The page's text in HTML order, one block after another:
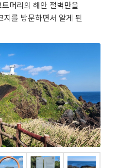
머리의 해안 절벽만을
를 방문하면서 알게 된